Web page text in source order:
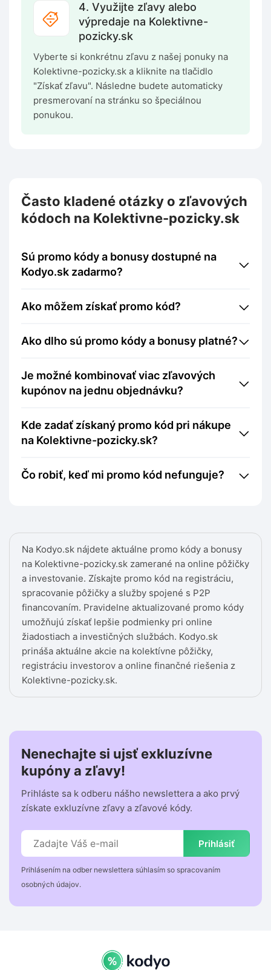
Na Kodyo.sk nájdete aktuálne promo kódy a bonusy
na Kolektivne-pozicky.sk zamerané na online pôžičky
a investovanie. Získajte promo kód na registráciu,
spracovanie pôžičky a služby spojené s P2P
financovaním. Pravidelne aktualizované promo kódy
umožňujú získať lepšie podmienky pri online
žiadostiach a investičných službách. Kodyo.sk
prináša aktuálne akcie na kolektívne pôžičky,
registráciu investorov a online finančné riešenia z
Kolektivne-pozicky.sk.
4. Využijte zľavy alebo
výpredaje na Kolektivne-
pozicky.sk
Vyberte si konkrétnu zľavu z našej ponuky na
Kolektivne-pozicky.sk a kliknite na tlačidlo
"Získať zľavu". Následne budete automaticky
presmerovaní na stránku so špeciálnou
ponukou.
Často kladené otázky o zľavových
kódoch na Kolektivne-pozicky.sk
Sú promo kódy a bonusy dostupné na
Kodyo.sk zadarmo?
Ako môžem získať promo kód?
Ako dlho sú promo kódy a bonusy platné?
Je možné kombinovať viac zľavových
kupónov na jednu objednávku?
Kde zadať získaný promo kód pri nákupe
na Kolektivne-pozicky.sk?
Čo robiť, keď mi promo kód nefunguje?
Nenechajte si ujsť exkluzívne
kupóny a zľavy!
Prihláste sa k odberu nášho newslettera a ako prvý
získate exkluzívne zľavy a zľavové kódy.
Prihlásiť
Prihlásením na odber newslettera súhlasím so spracovaním
osobných údajov.